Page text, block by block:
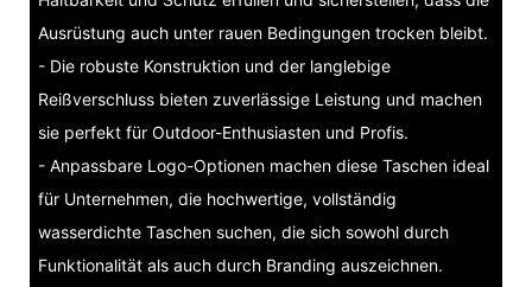
Ausrüstung auch unter rauen Bedingungen trocken bleibt.
- Die robuste Konstruktion und der langlebige
Reißverschluss bieten zuverlässige Leistung und machen
sie perfekt für Outdoor-Enthusiasten und Profis.
- Anpassbare Logo-Optionen machen diese Taschen ideal
für Unternehmen, die hochwertige, vollständig
wasserdichte Taschen suchen, die sich sowohl durch
Funktionalität als auch durch Branding auszeichnen.